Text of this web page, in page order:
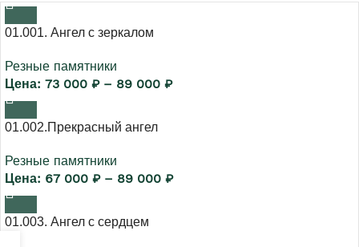
01.001. Ангел с зеркалом
Резные памятники
73 000 ₽ – 89 000 ₽
01.002.Прекрасный ангел
Резные памятники
67 000 ₽ – 89 000 ₽
01.003. Ангел с сердцем